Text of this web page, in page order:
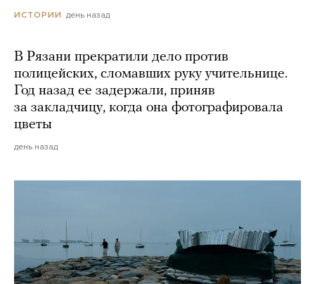
ИСТОРИИ день назад
В Рязани прекратили дело против
полицейских, сломавших руку учительнице.
Год назад ее задержали, приняв
за закладчицу, когда она фотографировала
цветы
день назад